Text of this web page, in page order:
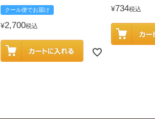
クール便でお届け
¥2,700税込
¥734税込